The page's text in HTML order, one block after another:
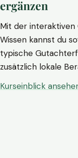
ergänzen
Mit der interaktiven
Wissen kannst du
typische
zusätzlich lokale
Kurseinblick